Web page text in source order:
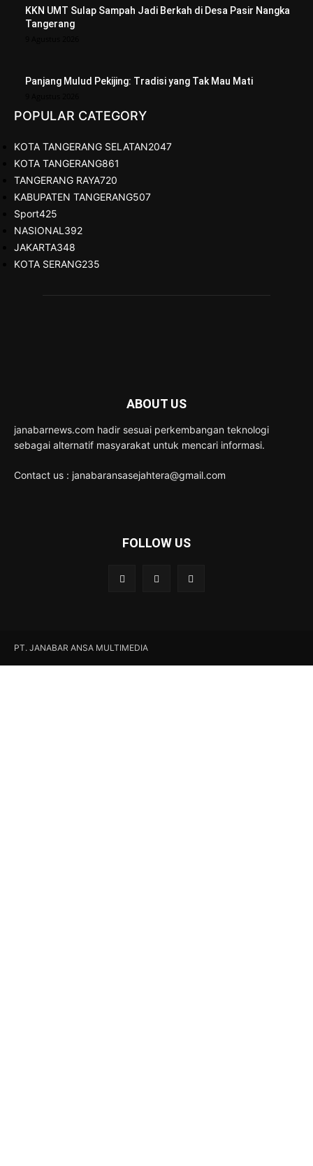
KKN UMT Sulap Sampah Jadi Berkah di Desa Pasir Nangka
Tangerang
Panjang Mulud Pekijing: Tradisi yang Tak Mau Mati
POPULAR CATEGORY
KOTA TANGERANG SELATAN2047
KOTA TANGERANG861
TANGERANG RAYA720
KABUPATEN TANGERANG507
Sport425
NASIONAL 392
JAKARTA348
KOTA SERANG235
ABOUT US
janabarnews.com hadir sesuai perkembangan teknologi
sebagai alternatif masyarakat untuk mencari informasi.
Contact us : janabaransasejahtera@gmail.com
FOLLOW US
PT. JANABAR ANSA MULTIMEDIA